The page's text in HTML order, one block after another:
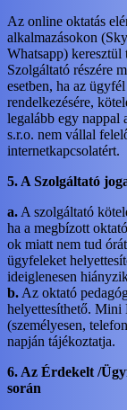
Az online oktatás
alkalmazásokon
Whatsapp)
Szolgáltató részére
esetben, ha az
rendelkezésére,
legalább egy nappal
s.r.o. nem vállal
internetkapcsolatért.
5. A Szolgáltató
a. A szolgáltató
ha a megbízott
ok miatt nem tud
ügyfeleket
ideiglenesen
b. Az oktató
helyettesíthető. Mini
(személyesen,
napján tájékoztatja.
6. Az Érdekelt /
során